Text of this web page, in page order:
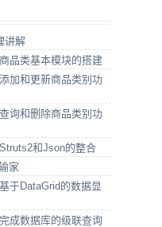
讲解
品类基本模块的搭建
加和更新商品类别功
询和删除商品类别功
和Json的整合
家
于DataGrid的数据显
成数据库的级联查询